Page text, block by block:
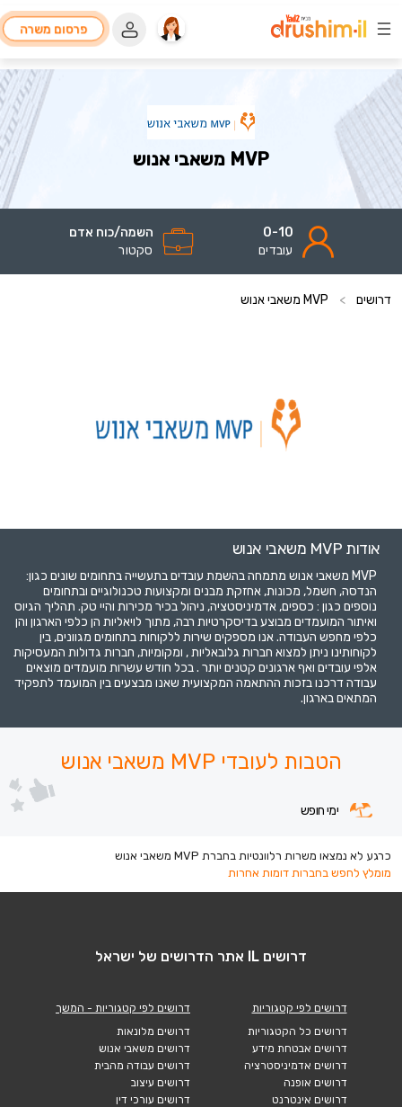
פרסום משרה
MVP משאבי אנוש
0-10
עובדים
השמה/כוח אדם
סקטור
דרושים > MVP משאבי אנוש
אודות MVP משאבי אנוש
MVP משאבי אנוש מתמחה בהשמת עובדים בתעשייה בתחומים שונים כגון:
הנדסה, חשמל, מכונות, אחזקת מבנים ומקצועות טכנולוגיים ובתחומים
נוספים כגון : כספים, אדמיניסטציה, ניהול בכיר מכירות והיי טק. תהליך הגיוס
ואיתור המועמדים מבוצע בדיסקרטיות רבה, מתוך לויאליות הן כלפי הארגון והן
כלפי מחפש העבודה. אנו מספקים שירות ללקוחות בתחומים מגוונים, בין
לקוחותינו ניתן למצוא חברות גלובאליות , ומקומיות, חברות גדולות המעסיקות
אלפי עובדים ואף ארגונים קטנים יותר . בכל חודש עשרות מועמדים מוצאים
עבודה דרכנו בזכות ההתאמה המקצועית שאנו מבצעים בין המועמד לתפקיד
המתאים בארגון.
הטבות לעובדי MVP משאבי אנוש
ימי חופש
כרגע לא נמצאו משרות רלוונטיות בחברת MVP משאבי אנוש
מומלץ לחפש בחברות דומות אחרות
דרושים IL אתר הדרושים של ישראל
דרושים לפי קטגוריות
דרושים כל הקטגוריות
דרושים אבטחת מידע
דרושים אדמיניסטרציה
דרושים אופנה
דרושים אינטרנט
דרושים לפי קטגוריות - המשך
דרושים מלונאות
דרושים משאבי אנוש
דרושים עבודה מהבית
דרושים עיצוב
דרושים עורכי דין